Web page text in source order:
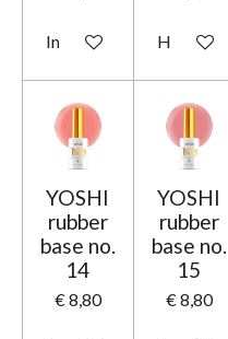
In winkelwagenHoud mij
YOSHI
rubber
base no.
14
€ 8,80
YOSHI
rubber
base no.
15
€ 8,80